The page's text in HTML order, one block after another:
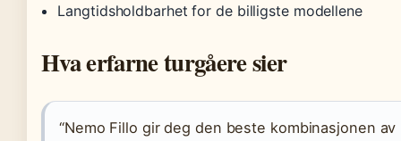
Langtidsholdbarhet for de billigste modellene
Hva erfarne turgåere sier
“Nemo Fillo gir deg den beste kombinasjonen